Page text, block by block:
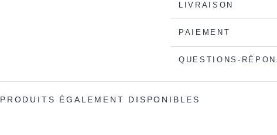
LIVRAISON
PAIEMENT
QUESTIONS-
PRODUITS ÉGALEMENT DISPONIBLES